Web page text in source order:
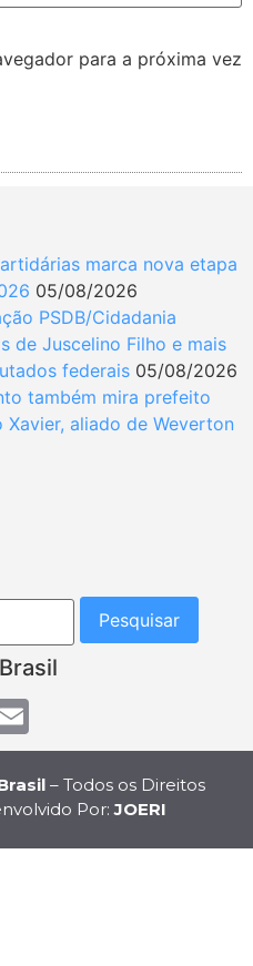
para a próxima vez
marca nova etapa
05/08/2026
PSDB/Cidadania
de Juscelino Filho e mais
federais 05/08/2026
também mira prefeito
Xavier, aliado de Weverton
– Todos os Direitos
Por:JOERI